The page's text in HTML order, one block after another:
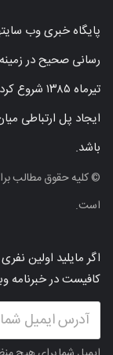
پایگاه خبری وب
رسانی صحیح در
تیرماه
ایجاد پل ارتباطی
باشد.
© کلیه حقوق مطالب
است.
اگر مایلید اولین
کافیست در خبرنامه